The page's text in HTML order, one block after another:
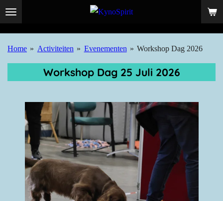
Ga
direct
de
hoofdinhoud
Home » Activiteiten » Evenementen » Workshop Dag 2026
Workshop Dag 25 Juli 2026